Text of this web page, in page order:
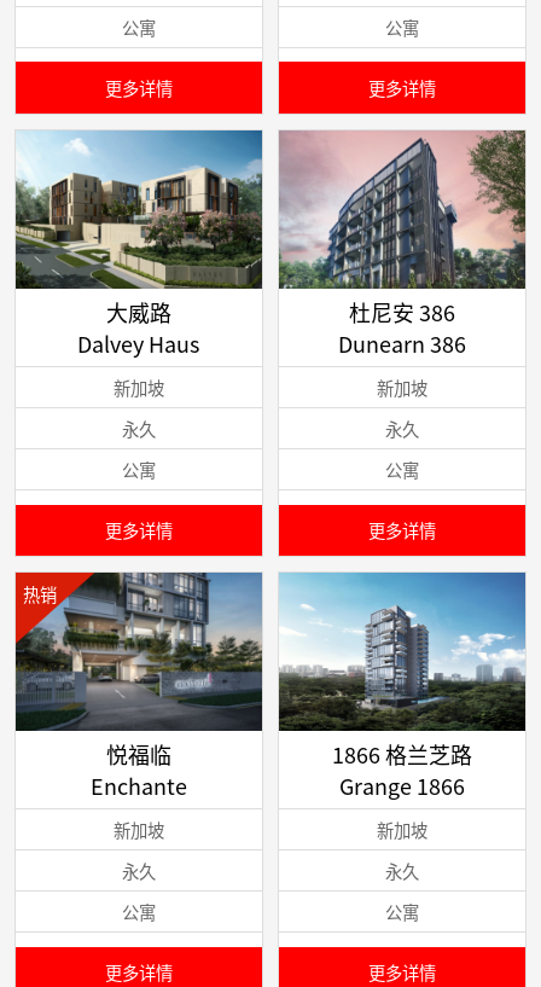
公寓
更多详情
公寓
更多详情
大威路
Dalvey Haus
新加坡
永久
公寓
更多详情
杜尼安 386
Dunearn 386
新加坡
永久
公寓
更多详情
热销
悦福临
Enchante
新加坡
永久
公寓
更多详情
1866 格兰芝路
Grange 1866
新加坡
永久
公寓
更多详情